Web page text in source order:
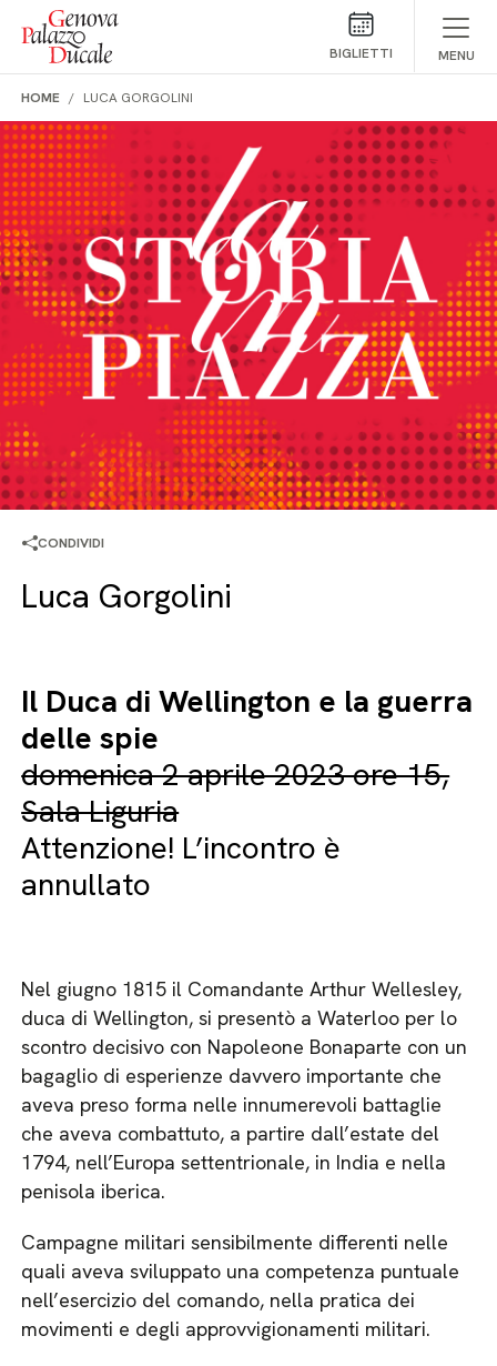
Salta al contenuto
BIGLIETTI MENU
HOME LUCA GORGOLINI
CONDIVIDI
Luca Gorgolini
Il Duca di Wellington e la guerra
delle spie
domenica 2 aprile 2023 ore 15,
Sala Liguria
Attenzione! L’incontro è
annullato
Nel giugno 1815 il Comandante Arthur Wellesley,
duca di Wellington, si presentò a Waterloo per lo
scontro decisivo con Napoleone Bonaparte con un
bagaglio di esperienze davvero importante che
aveva preso forma nelle innumerevoli battaglie
che aveva combattuto, a partire dall’estate del
1794, nell’Europa settentrionale, in India e nella
penisola iberica.
Campagne militari sensibilmente differenti nelle
quali aveva sviluppato una competenza puntuale
nell’esercizio del comando, nella pratica dei
movimenti e degli approvvigionamenti militari.